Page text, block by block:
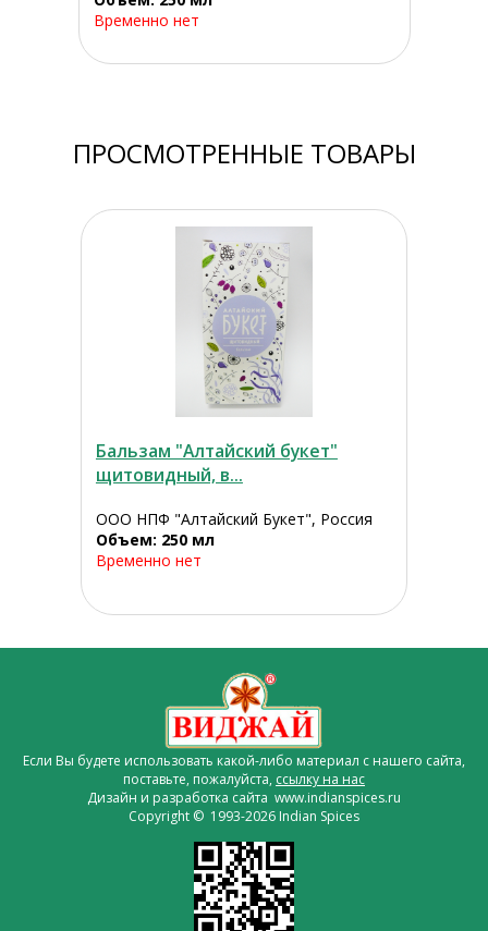
Временно нет
ПРОСМОТРЕННЫЕ ТОВАРЫ
Бальзам "Алтайский букет"
щитовидный, в...
ООО НПФ "Алтайский Букет", Россия
Объем: 250 мл
Временно нет
Если Вы будете использовать какой-либо материал с нашего сайта,
поставьте, пожалуйста, ссылку на нас
Дизайн и разработка сайта www.indianspices.ru
Copyright © 1993-2026 Indian Spices